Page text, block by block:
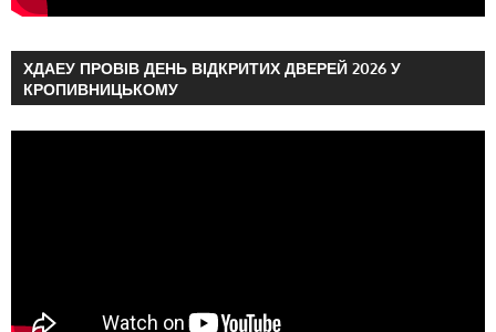
ХДАЕУ ПРОВІВ ДЕНЬ ВІДКРИТИХ ДВЕРЕЙ 2026 У
КРОПИВНИЦЬКОМУ